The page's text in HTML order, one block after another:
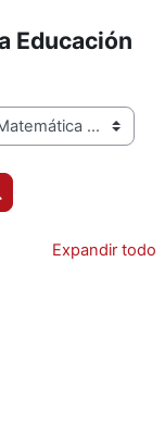
Educación
cursos
Expandir todo